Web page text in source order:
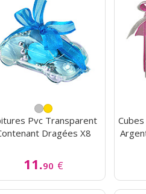
Pvc Transparent
Dragées X8
11.90 €